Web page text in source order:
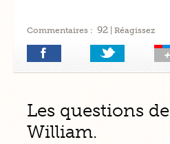
Commentaires : 92| Réagissez
Les questions de
William.